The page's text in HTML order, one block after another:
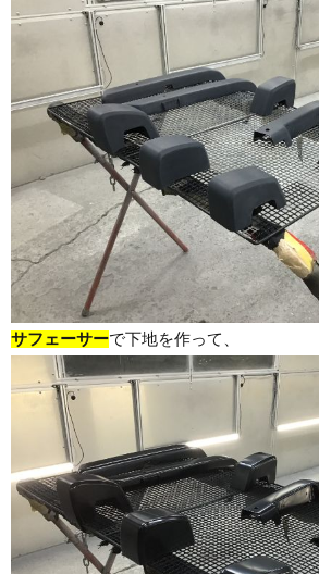
サフェーサーで下地を作って、